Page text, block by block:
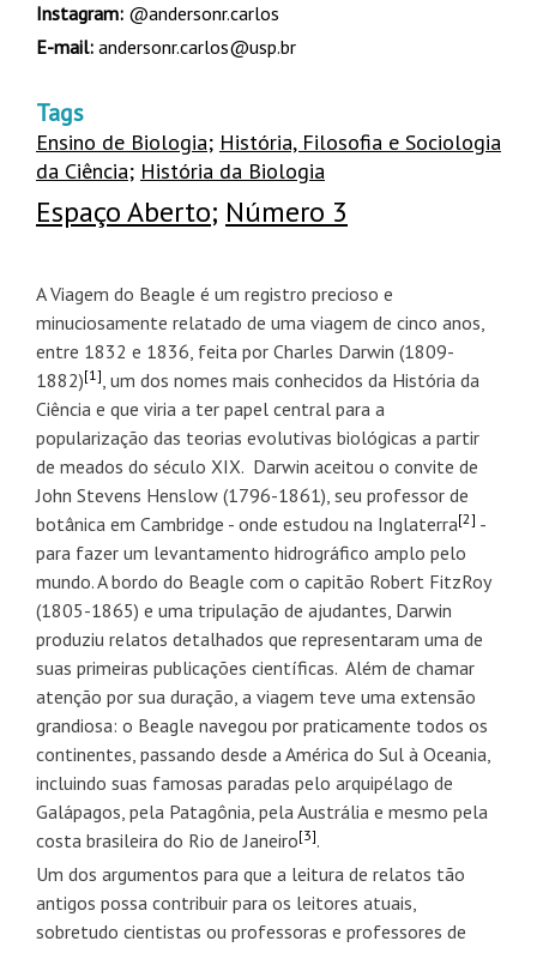
Instagram: @andersonr.carlos
E-mail: andersonr.carlos@usp.br
Tags
Ensino de Biologia; História, Filosofia e Sociologia
da Ciência; História da Biologia
Espaço Aberto; Número 3
A Viagem do Beagle é um registro precioso e
minuciosamente relatado de uma viagem de cinco anos,
entre 1832 e 1836, feita por Charles Darwin (1809-
1882)[1], um dos nomes mais conhecidos da História da
Ciência e que viria a ter papel central para a
popularização das teorias evolutivas biológicas a partir
de meados do século XIX. Darwin aceitou o convite de
John Stevens Henslow (1796-1861), seu professor de
botânica em Cambridge - onde estudou na Inglaterra[2] -
para fazer um levantamento hidrográfico amplo pelo
mundo. A bordo do Beagle com o capitão Robert FitzRoy
(1805-1865) e uma tripulação de ajudantes, Darwin
produziu relatos detalhados que representaram uma de
suas primeiras publicações científicas. Além de chamar
atenção por sua duração, a viagem teve uma extensão
grandiosa: o Beagle navegou por praticamente todos os
continentes, passando desde a América do Sul à Oceania,
incluindo suas famosas paradas pelo arquipélago de
Galápagos, pela Patagônia, pela Austrália e mesmo pela
costa brasileira do Rio de Janeiro[3].
Um dos argumentos para que a leitura de relatos tão
antigos possa contribuir para os leitores atuais,
sobretudo cientistas ou professoras e professores de